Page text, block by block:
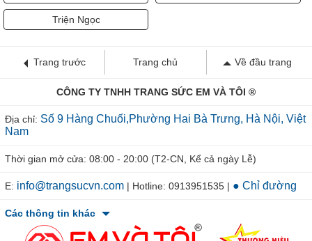
Triện Ngọc
Trang trước Trang chủ Về đầu trang
CÔNG TY TNHH TRANG SỨC EM VÀ TÔI ®
Địa chỉ: Số 9 Hàng Chuối,Phường Hai Bà Trưng, Hà Nội, Việt
Nam
Thời gian mở cửa: 08:00 - 20:00 (T2-CN, Kể cả ngày Lễ)
E: info@trangsucvn.com | Hotline: 0913951535 | ● Chỉ đường
Các thông tin khác